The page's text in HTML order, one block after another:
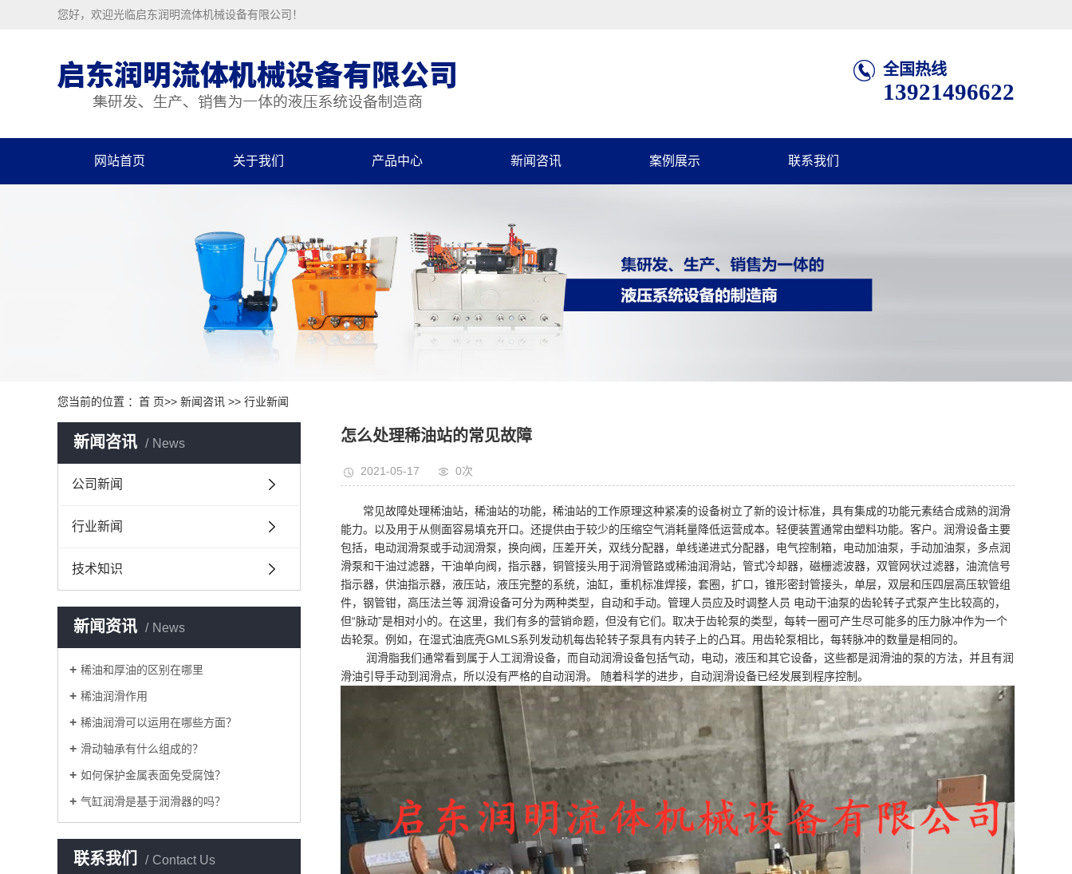
您好，欢迎光临启东润明流体机械设备有限公司！
全国热线
13921496622
网站首页 关于我们 产品中心 新闻咨讯 案例展示 联系我们
您当前的位置 ： 首 页>> 新闻咨讯 >> 行业新闻
新闻咨讯 News
公司新闻
行业新闻
技术知识
新闻资讯 News
稀油和厚油的区别在哪里
稀油润滑作用
稀油润滑可以运用在哪些方面？
​滑动轴承有什么组成的？
如何保护金属表面免受腐蚀？
气缸润滑是基于润滑器的吗？
联系我们 Contact Us
怎么处理稀油站的常见故障
2021-05-17 0次
常见故障处理稀油站，稀油站的功能，稀油站的工作原理这种紧凑的设备树立了新的设计标准，具有集成的功能元素结合成熟的润滑
能力。以及用于从侧面容易填充开口。还提供由于较少的压缩空气消耗量降低运营成本。轻便装置通常由塑料功能。客户。润滑设备主要
包括，电动润滑泵或手动润滑泵，换向阀，压差开关，双线分配器，单线递进式分配器，电气控制箱，电动加油泵，手动加油泵，多点润
滑泵和干油过滤器，干油单向阀，指示器，铜管接头用于润滑管路或稀油润滑站，管式冷却器，磁栅滤波器，双管网状过滤器，油流信号
指示器，供油指示器，液压站，液压完整的系统，油缸，重机标准焊接，套圈，扩口，锥形密封管接头，单层，双层和压四层高压软管组
件，钢管钳，高压法兰等 润滑设备可分为两种类型，自动和手动。管理人员应及时调整人员 电动干油泵的齿轮转子式泵产生比较高的，
但“脉动”是相对小的。在这里，我们有多的营销命题，但没有它们。取决于齿轮泵的类型，每转一圈可产生尽可能多的压力脉冲作为一个
齿轮泵。例如，在湿式油底壳GMLS系列发动机每齿轮转子泵具有内转子上的凸耳。用齿轮泵相比，每转脉冲的数量是相同的。
润滑脂我们通常看到属于人工润滑设备，而自动润滑设备包括气动，电动，液压和其它设备，这些都是润滑油的泵的方法，并且有润
滑油引导手动到润滑点，所以没有严格的自动润滑。 随着科学的进步，自动润滑设备已经发展到程序控制。